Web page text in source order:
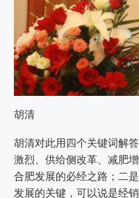
胡清
胡清对此用四个关键词解
激烈、供给侧改革、减肥
合肥发展的必经之路；二
发展的关键，可以说是经